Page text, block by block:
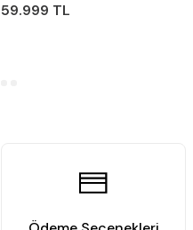
Tutamacı
59.999 TL